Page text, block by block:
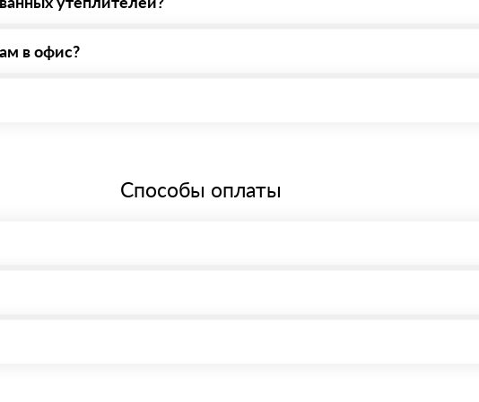
в офис?
Способы оплаты
через системы электронных платежей.
материала после проверки качества и количества заказанного материала.